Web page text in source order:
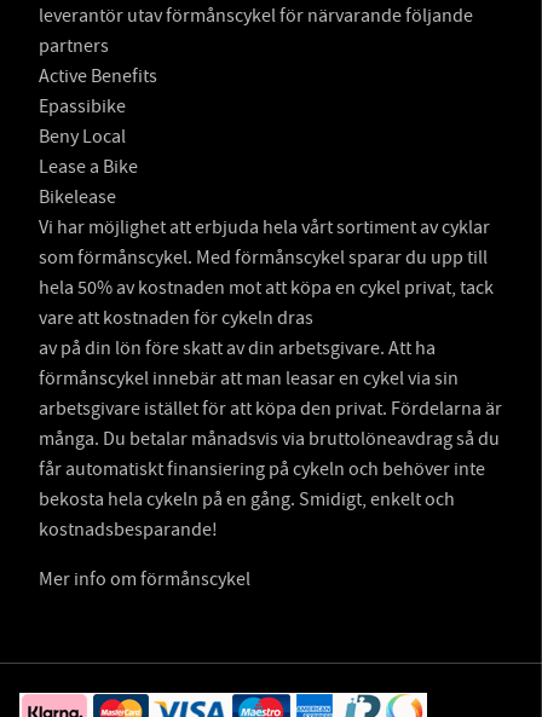
leverantör utav förmånscykel för närvarande följande
partners
Active Benefits
Epassibike
Beny Local
Lease a Bike
Bikelease
Vi har möjlighet att erbjuda hela vårt sortiment av cyklar
som förmånscykel. Med förmånscykel sparar du upp till
hela 50% av kostnaden mot att köpa en cykel privat, tack
vare att kostnaden för cykeln dras
av på din lön före skatt av din arbetsgivare. Att ha
förmånscykel innebär att man leasar en cykel via sin
arbetsgivare istället för att köpa den privat. Fördelarna är
många. Du betalar månadsvis via bruttolöneavdrag så du
får automatiskt finansiering på cykeln och behöver inte
bekosta hela cykeln på en gång. Smidigt, enkelt och
kostnadsbesparande!
Mer info om förmånscykel